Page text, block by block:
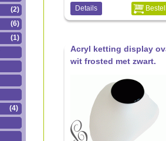
(2)
(6)
(1)
(4)
Details
Acryl ketting display
wit frosted met zwart.